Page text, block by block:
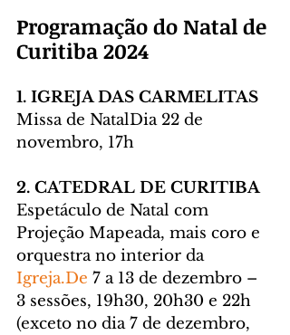
Programação do Natal de
Curitiba 2024
1. IGREJA DAS CARMELITAS
Missa de NatalDia 22 de
novembro, 17h
2. CATEDRAL DE CURITIBA
Espetáculo de Natal com
Projeção Mapeada, mais coro e
orquestra no interior da
Igreja.De 7 a 13 de dezembro –
3 sessões, 19h30, 20h30 e 22h
(exceto no dia 7 de dezembro,